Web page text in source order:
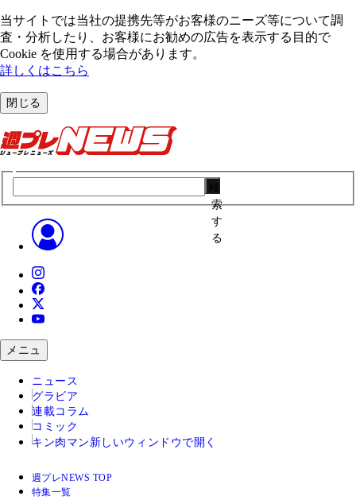
当サイトでは当社の提携先等がお客様のニーズ等について調
査・分析したり、お客様にお勧めの広告を表⽰する⽬的で
Cookie を使⽤する場合があります。
詳しくはこちら
閉じる
索
す
る
メニュ
ニュース
グラビア
連載コラム
コミック
キン肉マン 新しいウィンドウで開く
週プレNEWS TOP
特集一覧